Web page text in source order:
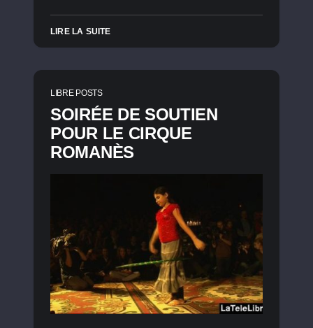
LIRE LA SUITE
LIBRE POSTS
SOIRÉE DE SOUTIEN
POUR LE CIRQUE
ROMANÈS